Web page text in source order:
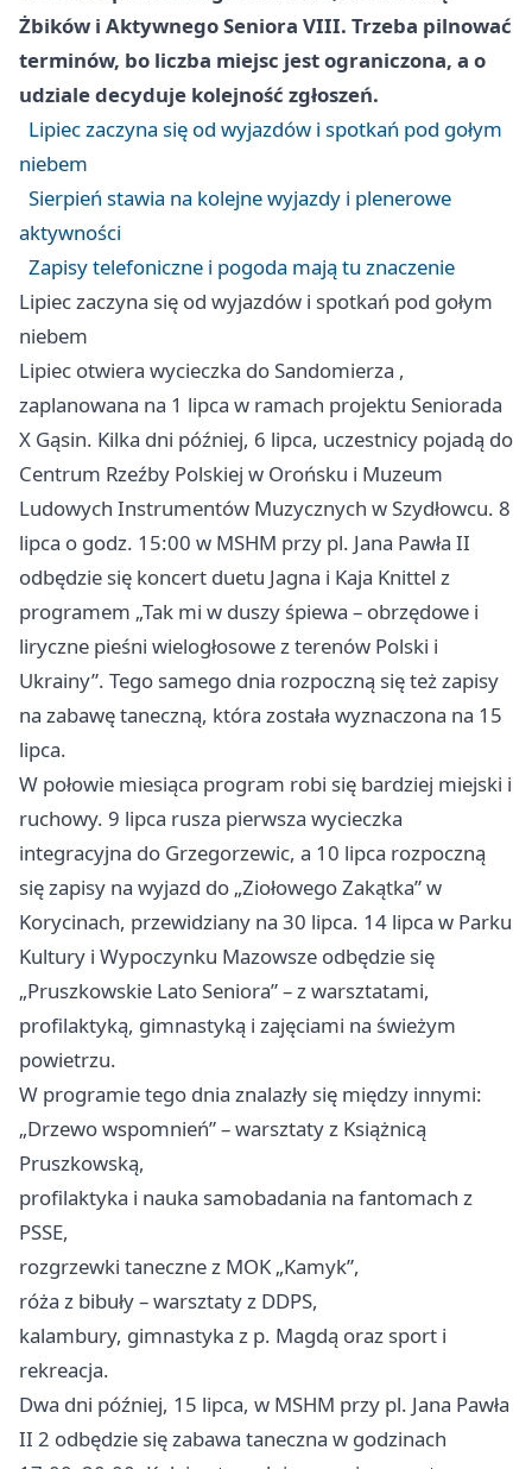
Żbików i Aktywnego Seniora VIII. Trzeba pilnować
terminów, bo liczba miejsc jest ograniczona, a o
udziale decyduje kolejność zgłoszeń.
Lipiec zaczyna się od wyjazdów i spotkań pod gołym
niebem
Sierpień stawia na kolejne wyjazdy i plenerowe
aktywności
Zapisy telefoniczne i pogoda mają tu znaczenie
Lipiec zaczyna się od wyjazdów i spotkań pod gołym
niebem
Lipiec otwiera wycieczka doSandomierza ,
zaplanowana na 1 lipca w ramach projektu Seniorada
X Gąsin. Kilka dni później, 6 lipca, uczestnicy pojadą do
Centrum Rzeźby Polskiej w Orońsku i Muzeum
Ludowych Instrumentów Muzycznych w Szydłowcu. 8
lipca o godz. 15:00 w MSHM przy pl. Jana Pawła II
odbędzie się koncert duetu Jagna i Kaja Knittel z
programem „Tak mi w duszy śpiewa – obrzędowe i
liryczne pieśni wielogłosowe z terenów Polski i
Ukrainy”. Tego samego dnia rozpoczną się też zapisy
na zabawę taneczną, która została wyznaczona na 15
lipca.
W połowie miesiąca program robi się bardziej miejski i
ruchowy. 9 lipca rusza pierwsza wycieczka
integracyjna do Grzegorzewic, a 10 lipca rozpoczną
się zapisy na wyjazd do „Ziołowego Zakątka” w
Korycinach, przewidziany na 30 lipca. 14 lipca w Parku
Kultury i Wypoczynku Mazowsze odbędzie się
„Pruszkowskie Lato Seniora” – z warsztatami,
profilaktyką, gimnastyką i zajęciami na świeżym
powietrzu.
W programie tego dnia znalazły się między innymi:
„Drzewo wspomnień” – warsztaty z Książnicą
Pruszkowską,
profilaktyka i nauka samobadania na fantomach z
PSSE,
rozgrzewki taneczne z MOK „Kamyk”,
róża z bibuły – warsztaty z DDPS,
kalambury, gimnastyka z p. Magdą oraz sport i
rekreacja.
Dwa dni później, 15 lipca, w MSHM przy pl. Jana Pawła
II 2 odbędzie się zabawa taneczna w godzinach